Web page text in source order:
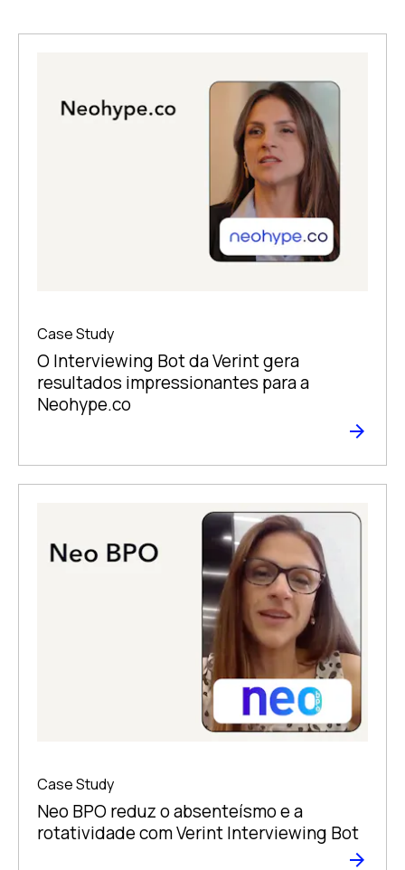
Case Study
O Interviewing Bot da Verint gera
resultados impressionantes para a
Neohype.co
Case Study
Neo BPO reduz o absenteísmo e a
rotatividade com Verint Interviewing Bot